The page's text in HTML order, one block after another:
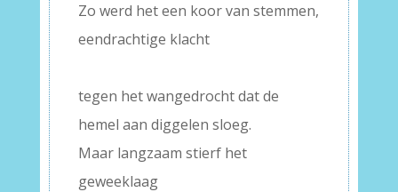
Zo werd het een koor van stemmen,
eendrachtige klacht
tegen het wangedrocht dat de
hemel aan diggelen sloeg.
Maar langzaam stierf het
geweeklaag